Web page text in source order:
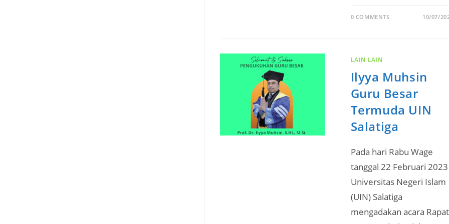
0 COMMENTS 10/07/
LAIN LAIN
Ilyya Muhsin
Guru Besar
Termuda UIN
Salatiga
Pada hari Rabu Wage
tanggal 22 Februari 2023
Universitas Negeri Islam
(UIN) Salatiga
mengadakan acara Rapat